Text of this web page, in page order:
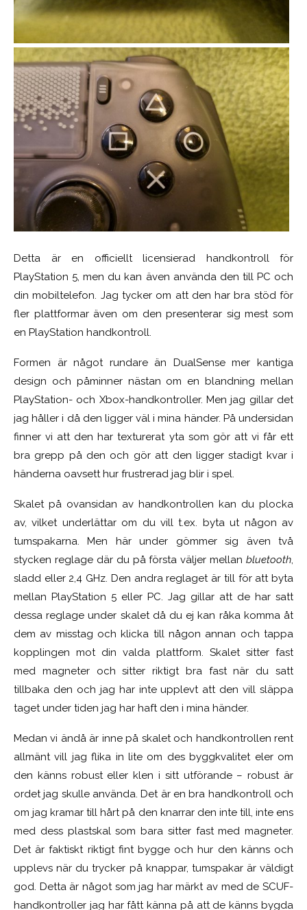
Detta är en officiellt licensierad handkontroll för
PlayStation 5, men du kan även använda den till PC och
din mobiltelefon. Jag tycker om att den har bra stöd för
fler plattformar även om den presenterar sig mest som
en PlayStation handkontroll.
Formen är något rundare än DualSense mer kantiga
design och påminner nästan om en blandning mellan
PlayStation- och Xbox-handkontroller. Men jag gillar det
jag håller i då den ligger väl i mina händer. På undersidan
finner vi att den har texturerat yta som gör att vi får ett
bra grepp på den och gör att den ligger stadigt kvar i
händerna oavsett hur frustrerad jag blir i spel.
Skalet på ovansidan av handkontrollen kan du plocka
av, vilket underlättar om du vill t.ex. byta ut någon av
tumspakarna. Men här under gömmer sig även två
stycken reglage där du på första väljer mellan bluetooth,
sladd eller 2,4 GHz. Den andra reglaget är till för att byta
mellan PlayStation 5 eller PC. Jag gillar att de har satt
dessa reglage under skalet då du ej kan råka komma åt
dem av misstag och klicka till någon annan och tappa
kopplingen mot din valda plattform. Skalet sitter fast
med magneter och sitter riktigt bra fast när du satt
tillbaka den och jag har inte upplevt att den vill släppa
taget under tiden jag har haft den i mina händer.
Medan vi ändå är inne på skalet och handkontrollen rent
allmänt vill jag flika in lite om des byggkvalitet eler om
den känns robust eller klen i sitt utförande – robust är
ordet jag skulle använda. Det är en bra handkontroll och
om jag kramar till hårt på den knarrar den inte till, inte ens
med dess plastskal som bara sitter fast med magneter.
Det är faktiskt riktigt fint bygge och hur den känns och
upplevs när du trycker på knappar, tumspakar är väldigt
god. Detta är något som jag har märkt av med de SCUF-
handkontroller jag har fått känna på att de känns bygda